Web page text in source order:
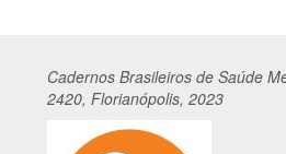
Cadernos Brasileiros de Saúde
2420, Florianópolis, 2023